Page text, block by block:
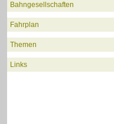
Bahngesellschaften
Fahrplan
Themen
Links